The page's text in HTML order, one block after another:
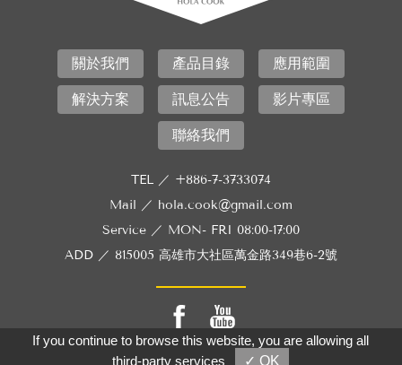
關於我們 產品目錄 應用範圍
解決方案 訊息公告 影片專區
聯絡我們
TEL ／ +886-7-3733074
Mail ／ hola.cook@gmail.com
Service ／ MON- FRI 08:00-17:00
ADD ／ 815005 高雄市大社區萬金路349巷6-2號
Copyright © HOLA ENTERPRISE LTD.
If you continue to browse this website, you are allowing all
third-party services
✓ OK